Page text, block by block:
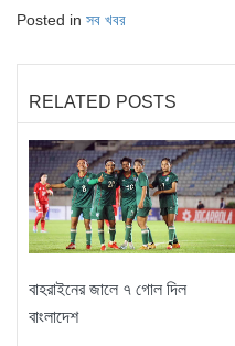
Posted in সব খবর
RELATED POSTS
বাহরাইনের জালে ৭ গোল দিল
বাংলাদেশ